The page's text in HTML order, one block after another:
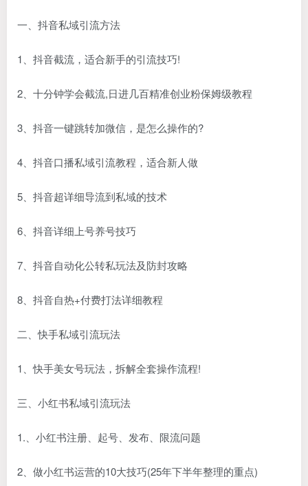
一、抖音私域引流方法
1、抖音截流，适合新手的引流技巧!
2、十分钟学会截流,日进几百精准创业粉保姆级教程
3、抖音一键跳转加微信，是怎么操作的?
4、抖音口播私域引流教程，适合新人做
5、抖音超详细导流到私域的技术
6、抖音详细上号养号技巧
7、抖音自动化公转私玩法及防封攻略
8、抖音自热+付费打法详细教程
二、快手私域引流玩法
1、快手美女号玩法，拆解全套操作流程!
三、小红书私域引流玩法
1.、小红书注册、起号、发布、限流问题
2、做小红书运营的10大技巧(25年下半年整理的重点)